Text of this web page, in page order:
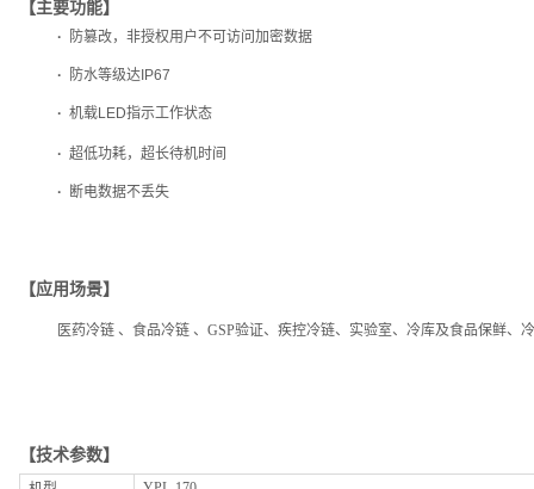
【主要功能】
· 防篡改， 非授权用户不可访问加密数据
· 防水等级达IP67
· 机载LED指示工作状态
· 超低功耗， 超长待机时间
· 断电数据不丢失
【应用场景】
医药冷链 、 食品冷链 、 GSP验证、 疾控冷链、实验室、冷库及食品保鲜、
【技术参数】